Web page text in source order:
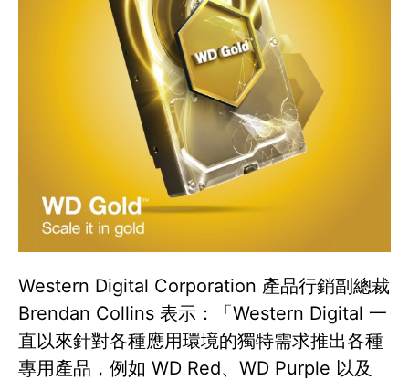
Western Digital Corporation 產品行銷副總裁
Brendan Collins 表示：「Western Digital 一
直以來針對各種應用環境的獨特需求推出各種
專用產品，例如 WD Red、WD Purple 以及